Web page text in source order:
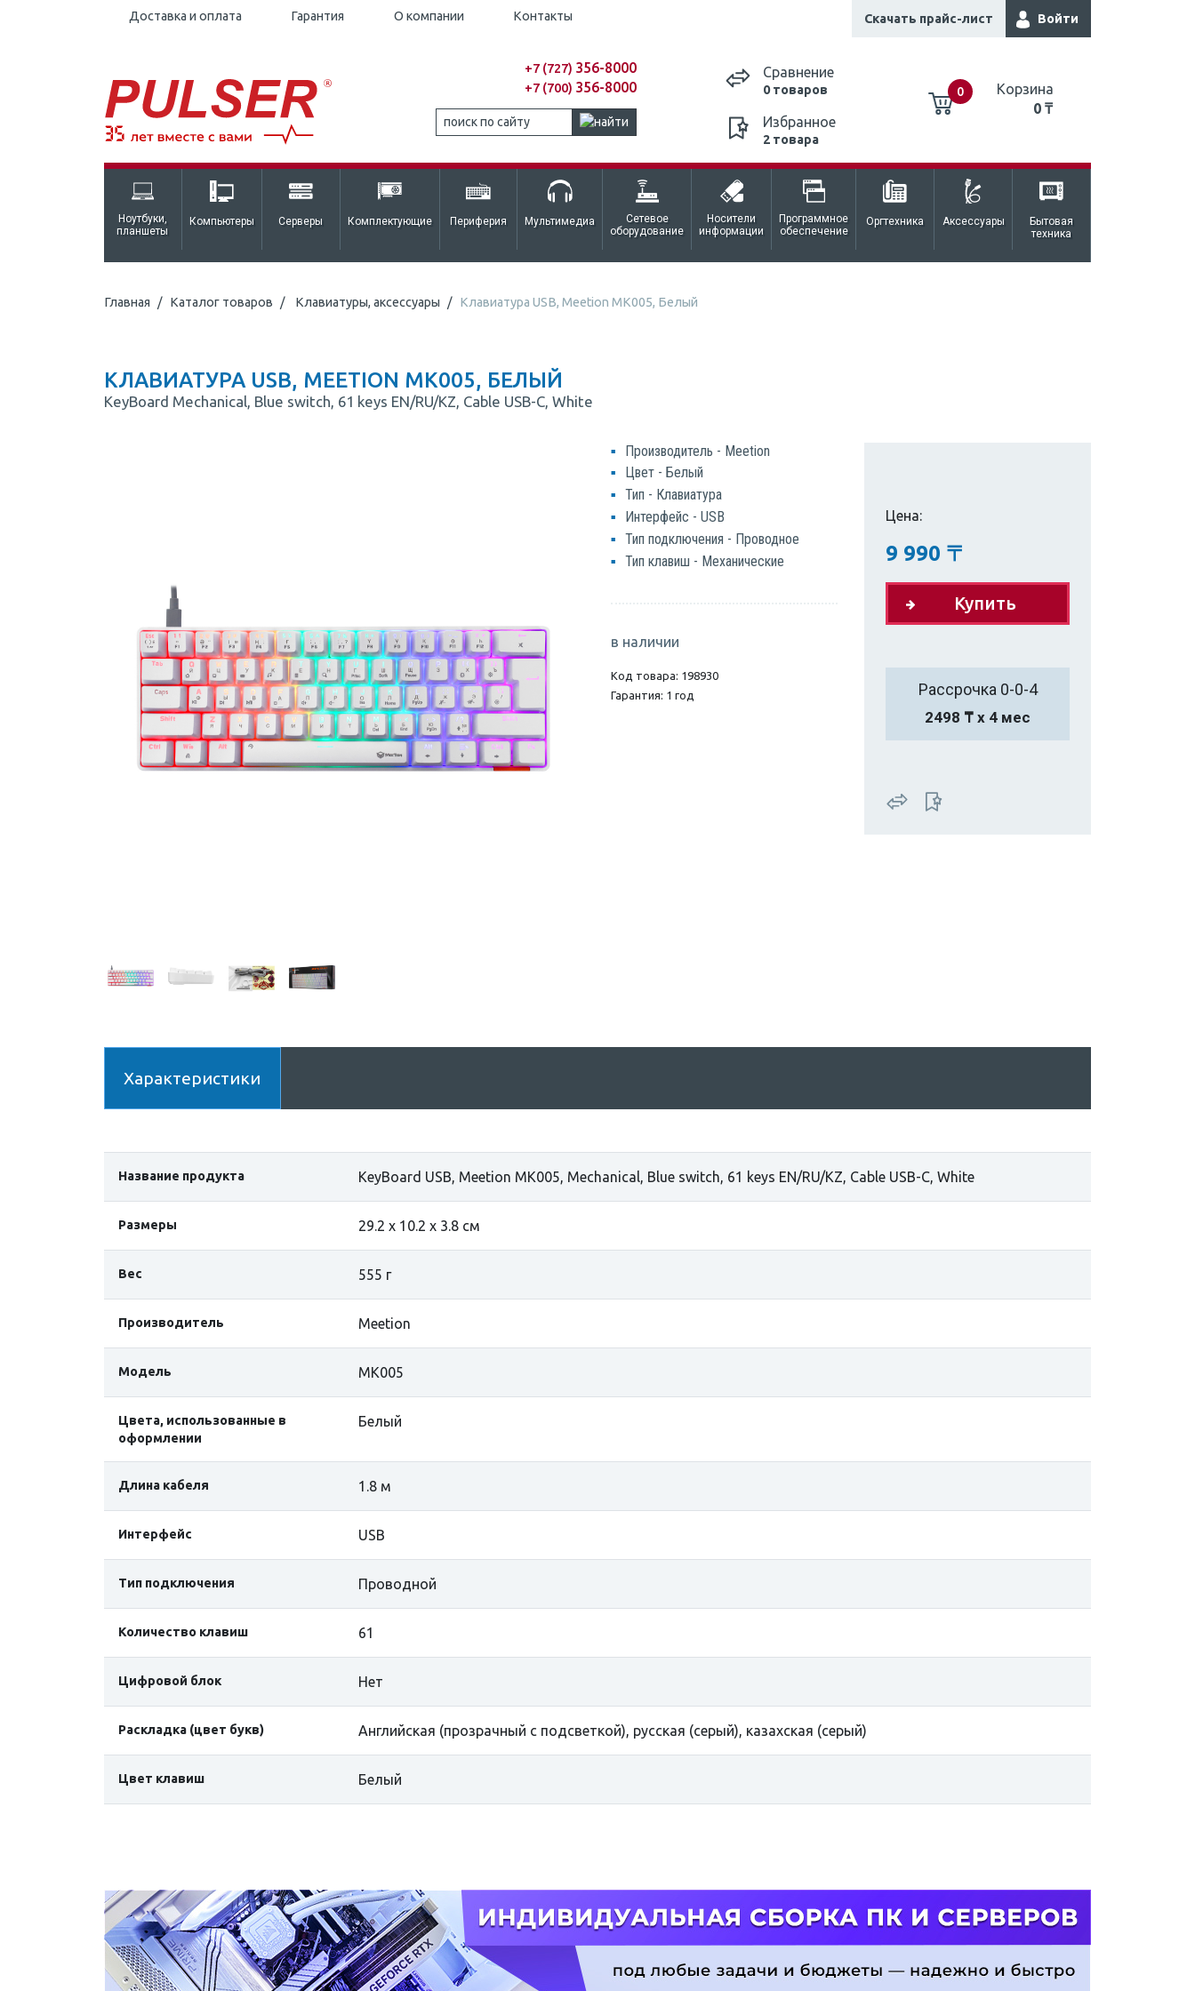
Доставка и оплата Гарантия О компании Контакты Скачать прайс-лист Войти
+7 (727) 356-8000
+7 (700) 356-8000
Сравнение
0 товаров
Избранное
2 товара
0
Корзина
0 ₸
0 ₸
Ноутбуки,
планшеты
Компьютеры Серверы Комплектующие Периферия Мультимедиа
Сетевое
оборудование
Носители
информации
Программное
обеспечение
Оргтехника Аксессуары
Бытовая
техника
Главная Каталог товаров Клавиатуры, аксессуары Клавиатура USB, Meetion MK005, Белый
КЛАВИАТУРА USB, MEETION MK005, БЕЛЫЙ
KeyBoard Mechanical, Blue switch, 61 keys EN/RU/KZ, Cable USB-C, White
Производитель - Meetion
Цвет - Белый
Тип - Клавиатура
Интерфейс - USB
Тип подключения - Проводное
Тип клавиш - Механические
в наличии
Код товара: 198930
Гарантия: 1 год
Цена:
9 990 〒
Купить
Рассрочка 0-0-4
2498 ₸ х 4 мес
Характеристики
Название продукта KeyBoard USB, Meetion MK005, Mechanical, Blue switch, 61 keys EN/RU/KZ, Cable USB-C, White
Размеры 29.2 х 10.2 х 3.8 см
Вес 555 г
Производитель Meetion
Модель MK005
Цвета, использованные в
оформлении
Белый
Длина кабеля 1.8 м
Интерфейс USB
Тип подключения Проводной
Количество клавиш 61
Цифровой блок Нет
Раскладка (цвет букв) Английская (прозрачный с подсветкой), русская (серый), казахская (серый)
Цвет клавиш Белый